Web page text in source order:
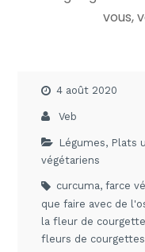
vous,
4 août 2020
Veb
Légumes, Plats
végétariens
curcuma,farce
que faire avec de
la fleur de courgette
fleurs de